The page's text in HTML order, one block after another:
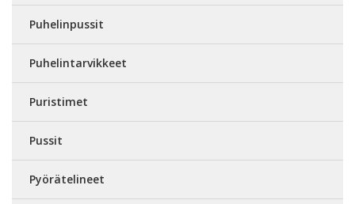
Puhelinpussit
Puhelintarvikkeet
Puristimet
Pussit
Pyörätelineet